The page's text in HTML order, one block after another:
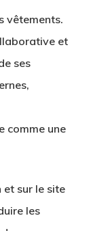
vêtements.
et
ses
comme une
et sur le site
les